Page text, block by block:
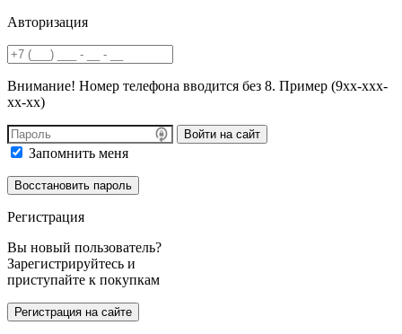
Авторизация
Внимание! Номер телефона вводится без 8. Пример (9хх-ххх-
хх-хх)
Войти на сайт
Запомнить меня
Регистрация
Вы новый пользователь?
Зарегистрируйтесь и
приступайте к покупкам